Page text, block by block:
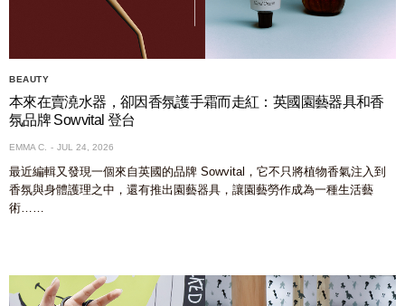
BEAUTY
本來在賣澆水器，卻因香氛護手霜而走紅：英國園藝器具和香
氛品牌 Sowvital 登台
EMMA C. JUL 24, 2026
最近編輯又發現一個來自英國的品牌 Sowvital，它不只將植物香氣注入到
香氛與身體護理之中，還有推出園藝器具，讓園藝勞作成為一種生活藝
術……